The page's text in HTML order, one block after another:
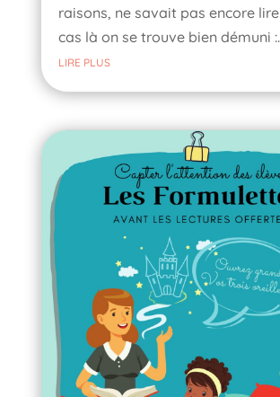
raisons, ne savait pas encore
cas là on se trouve bien démuni
LIRE PLUS